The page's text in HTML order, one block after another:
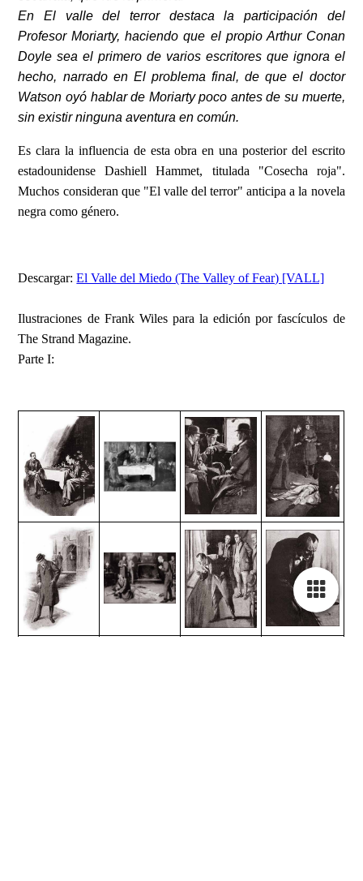
En El valle del terror destaca la participación del
Profesor Moriarty, haciendo que el propio Arthur Conan
Doyle sea el primero de varios escritores que ignora el
hecho, narrado en El problema final, de que el doctor
Watson oyó hablar de Moriarty poco antes de su muerte,
sin existir ninguna aventura en común.
Es clara la influencia de esta obra en una posterior del escrito
estadounidense Dashiell Hammet, titulada "Cosecha roja".
Muchos consideran que "El valle del terror" anticipa a la novela
negra como género.
Descargar:El Valle del Miedo (The Valley of Fear) [VALL]
Ilustraciones de Frank Wiles para la edición por fascículos de
The Strand Magazine.
Parte I: